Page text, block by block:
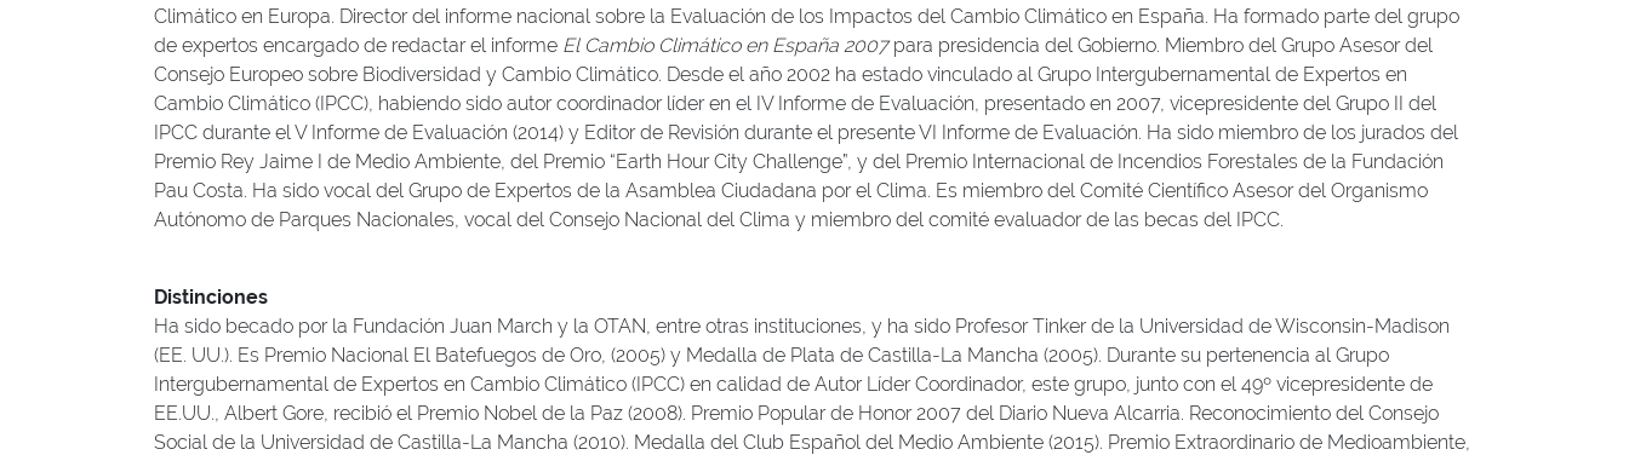
Climático en Europa. Director del informe nacional sobre la Evaluación de los Impactos del Cambio Climático en España. Ha formado parte del grupo
de expertos encargado de redactar el informe El Cambio Climático en España 2007para presidencia del Gobierno. Miembro del Grupo Asesor del
Consejo Europeo sobre Biodiversidad y Cambio Climático. Desde el año 2002 ha estado vinculado al Grupo Intergubernamental de Expertos en
Cambio Climático (IPCC), habiendo sido autor coordinador líder en el IV Informe de Evaluación, presentado en 2007, vicepresidente del Grupo II del
IPCC durante el V Informe de Evaluación (2014) y Editor de Revisión durante el presente VI Informe de Evaluación. Ha sido miembro de los jurados del
Premio Rey Jaime I de Medio Ambiente, del Premio “Earth Hour City Challenge”, y del Premio Internacional de Incendios Forestales de la Fundación
Pau Costa. Ha sido vocal del Grupo de Expertos de la Asamblea Ciudadana por el Clima. Es miembro del Comité Científico Asesor del Organismo
Autónomo de Parques Nacionales, vocal del Consejo Nacional del Clima y miembro del comité evaluador de las becas del IPCC.
Distinciones
Ha sido becado por la Fundación Juan March y la OTAN, entre otras instituciones, y ha sido Profesor Tinker de la Universidad de Wisconsin-Madison
(EE. UU.). Es Premio Nacional El Batefuegos de Oro, (2005) y Medalla de Plata de Castilla-La Mancha (2005). Durante su pertenencia al Grupo
Intergubernamental de Expertos en Cambio Climático (IPCC) en calidad de Autor Líder Coordinador, este grupo, junto con el 49º vicepresidente de
EE.UU., Albert Gore, recibió el Premio Nobel de la Paz (2008). Premio Popular de Honor 2007 del Diario Nueva Alcarria. Reconocimiento del Consejo
Social de la Universidad de Castilla-La Mancha (2010). Medalla del Club Español del Medio Ambiente (2015). Premio Extraordinario de Medioambiente,